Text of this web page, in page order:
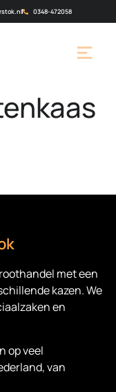
0348-472058
met een
kazen. We
en
op veel
van